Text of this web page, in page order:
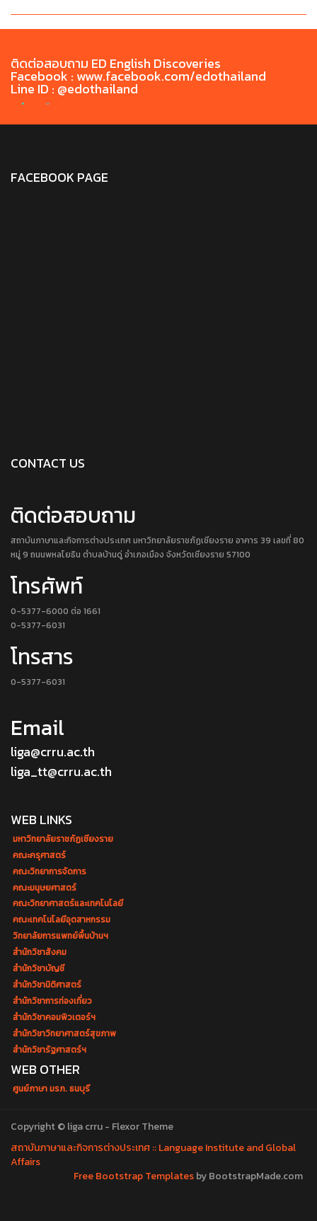
ติดต่อสอบถาม ED English Discoveries
Facebook : www.facebook.com/edothailand
Line ID : @edothailand
FACEBOOK PAGE
CONTACT US
ติดต่อสอบถาม
สถาบันภาษาและกิจการต่างประเทศ มหาวิทยาลัยราชภัฏเชียงราย อาคาร 39 เลขที่ 80
หมู่ 9 ถนนพหลโยธิน ตำบลบ้านดู่ อำเภอเมือง จังหวัดเชียงราย 57100
โทรศัพท์
0-5377-6000 ต่อ 1661
0-5377-6031
โทรสาร
0-5377-6031
Email
liga@crru.ac.th
liga_tt@crru.ac.th
WEB LINKS
มหาวิทยาลัยราชภัฏเชียงราย
คณะครุศาสตร์
คณะวิทยาการจัดการ
คณะมนุษยศาสตร์
คณะวิทยาศาสตร์และเทคโนโลยี
คณะเทคโนโลยีอุตสาหกรรม
วิทยาลัยการแพทย์พื้นบ้านฯ
สำนักวิชาสังคม
สำนักวิชาบัญชี
สำนักวิชานิติศาสตร์
สำนักวิชาการท่องเที่ยว
สำนักวิชาคอมพิวเตอร์ฯ
สำนักวิชาวิทยาศาสตร์สุขภาพ
สำนักวิชารัฐศาสตร์ฯ
WEB OTHER
ศูนย์ภาษา มรภ. ธนบุรี
Copyright © liga crru - Flexor Theme
สถาบันภาษาและกิจการต่างประเทศ :: Language Institute and Global
Affairs
Free Bootstrap Templatesby BootstrapMade.com